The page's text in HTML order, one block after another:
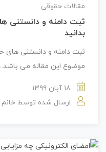
مقالات حقوقی
ثبت دامنه و دانستنی
بدانید
ثبت دامنه و دانستنی های
موضوع این مقاله می
۱۸ آبان ۱۳۹۹
ارسال شده توسط